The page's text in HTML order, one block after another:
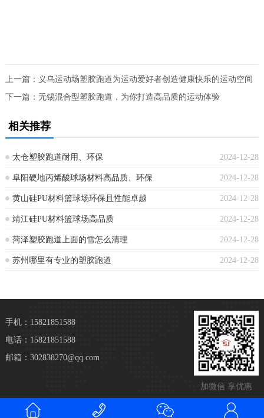
上一篇： 义乌运动场塑胶跑道为运动爱好者创造健康快乐的运动空间
下一篇： 无锡混合型塑胶跑道，为你打造高品质的运动体验
相关推荐
2024-12-28
太仓塑胶跑道耐用、环保
2024-12-28
阜阳硬地丙烯酸球场材料高品质、环保
2024-12-28
黄山硅PU材料篮球场环保且性能卓越
2024-12-28
靖江硅PU材料篮球场高品质
2024-12-28
菏泽塑胶跑道上面的雪怎么清理
2024-12-28
苏州哪里有专业的塑胶跑道
加微信 享优惠
手机：15821851588
电话：15821851588
邮箱：302838270@qq.com